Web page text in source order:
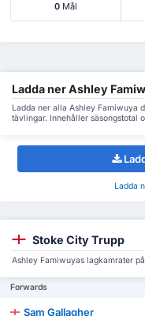
0Mål
Ladda ner Ashley
Ladda ner alla Ashley Famiwuya
tävlingar. Innehåller säsongstotal
Ladda
Stoke City Trupp
Ashley Famiwuyas lagkamrater
Forwards
Sam Gallagher